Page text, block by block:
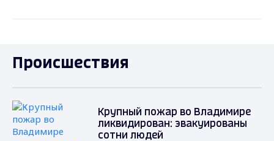
Происшествия
Крупный пожар во Владимире
ликвидирован: эвакуированы
сотни людей